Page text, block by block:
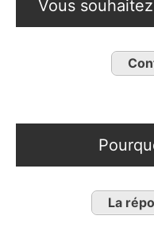
Vous
La